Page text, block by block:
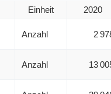
Einheit 2020
Anzahl 2
Anzahl 13